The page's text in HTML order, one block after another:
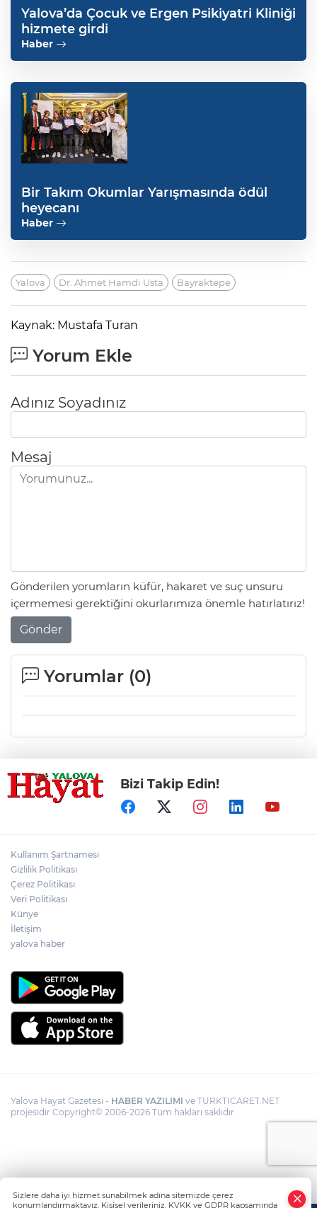
Yalova’da Çocuk ve Ergen Psikiyatri Kliniği
hizmete girdi
Haber
Bir Takım Okumlar Yarışmasında ödül
heyecanı
Haber
Yalova Dr. Ahmet Hamdi Usta Bayraktepe
Kaynak: Mustafa Turan
Yorum Ekle
Adınız Soyadınız
Mesaj
Gönderilen yorumların küfür, hakaret ve suç unsuru
içermemesi gerektiğini okurlarımıza önemle hatırlatırız!
Gönder
Yorumlar (0)
Bizi Takip Edin!
Kullanım Şartnamesi
Gizlilik Politikası
Çerez Politikası
Veri Politikası
Künye
İletişim
yalova haber
Yalova Hayat Gazetesi - HABER YAZILIMI ve TURKTICARET.NET
projesidir Copyright© 2006-2026 Tüm hakları saklıdır.
Sizlere daha iyi hizmet sunabilmek adına sitemizde çerez
konumlandırmaktayız. Kişisel verileriniz, KVKK ve GDPR kapsamında